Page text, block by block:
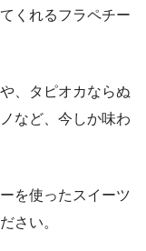
くれるフラペチー
、タピオカならぬ
など、今しか味わ
を使ったスイーツ
さい。